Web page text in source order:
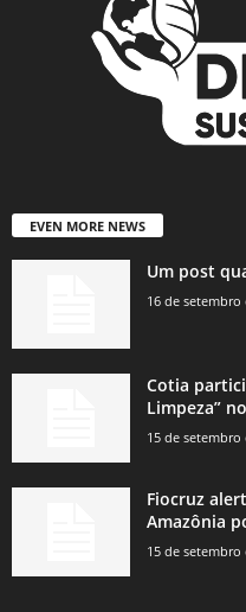
EVEN MORE NEWS
Um post
16 de setembro
Cotia
Limpeza”
15 de setembro
Fiocruz
Amazônia
15 de setembro